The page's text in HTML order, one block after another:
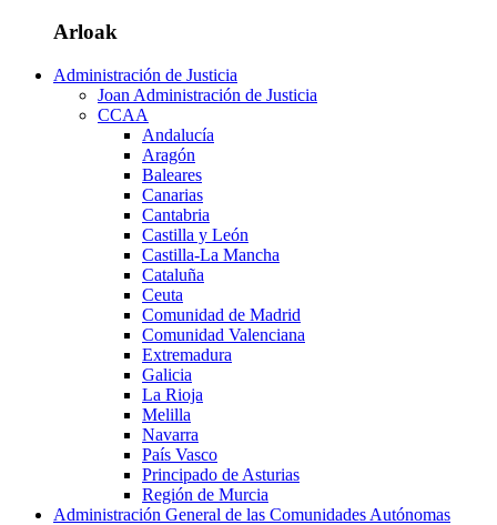
Arloak
Administración de Justicia
Joan Administración de Justicia
CCAA
Andalucía
Aragón
Baleares
Canarias
Cantabria
Castilla y León
Castilla-La Mancha
Cataluña
Ceuta
Comunidad de Madrid
Comunidad Valenciana
Extremadura
Galicia
La Rioja
Melilla
Navarra
País Vasco
Principado de Asturias
Región de Murcia
Administración General de las Comunidades Autónomas